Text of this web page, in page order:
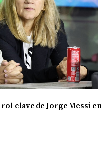
clave de Jorge Messi en